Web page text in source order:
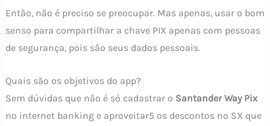
Então, não é preciso se preocupar. Mas apenas, usar o bom
senso para compartilhar a chave PIX apenas com pessoas
de segurança, pois são seus dados pessoais.
Quais são os objetivos do app?
Sem dúvidas que não é só cadastrar o Santander Way Pix
no internet banking e aproveitar5 os descontos no SX que